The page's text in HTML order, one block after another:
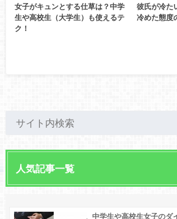
女子がキュンとする仕草は？中学
生や高校生（大学生）も使えるテ
ク！
彼氏が冷た
冷めた態度
人気記事一覧
中学生や高校生女子のダ